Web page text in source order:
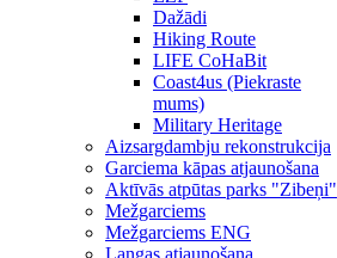
Dažādi
Hiking Route
LIFE CoHaBit
Coast4us (Piekraste
mums)
Military Heritage
Aizsargdambju rekonstrukcija
Garciema kāpas atjaunošana
Aktīvās atpūtas parks "Zibeņi"
Mežgarciems
Mežgarciems ENG